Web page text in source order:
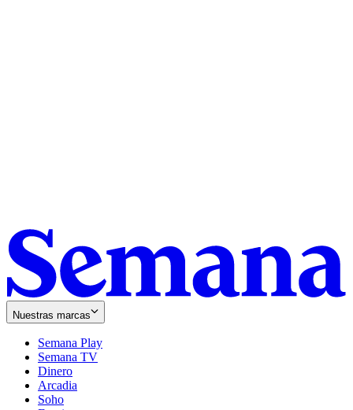
Nuestras marcas
Semana Play
Semana TV
Dinero
Arcadia
Soho